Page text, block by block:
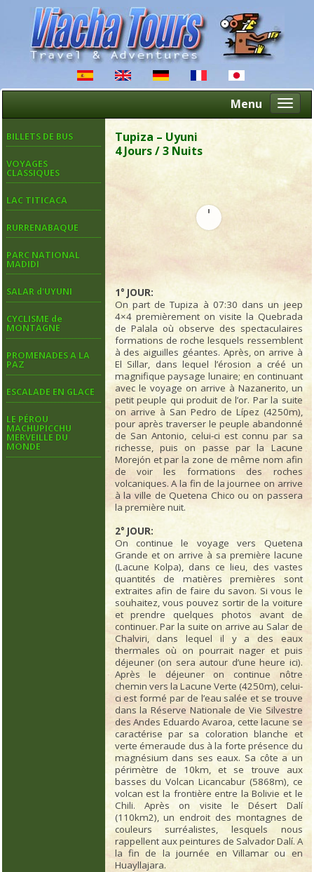
Menu
BILLETS DE BUS
VOYAGES
CLASSIQUES
LAC TITICACA
RURRENABAQUE
PARC NATIONAL
MADIDI
SALAR d'UYUNI
CYCLISME de
MONTAGNE
PROMENADES A LA
PAZ
ESCALADE EN GLACE
LE PÉROU
MACHUPICCHU
MERVEILLE DU
MONDE
Tupiza – Uyuni
4 Jours / 3 Nuits
1° JOUR:
On part de Tupiza à 07:30 dans un jeep
4×4 premièrement on visite la Quebrada
de Palala où observe des spectaculaires
formations de roche lesquels ressemblent
à des aiguilles géantes. Après, on arrive à
El Sillar, dans lequel l’érosion a créé un
magnifique paysage lunaire; en continuant
avec le voyage on arrive à Nazanerito, un
petit peuple qui produit de l’or. Par la suite
on arrive à San Pedro de Lípez (4250m),
pour après traverser le peuple abandonné
de San Antonio, celui-ci est connu par sa
richesse, puis on passe par la Lacune
Morejón et par la zone de même nom afin
de voir les formations des roches
volcaniques. A la fin de la journee on arrive
à la ville de Quetena Chico ou on passera
la première nuit.
2° JOUR:
On continue le voyage vers Quetena
Grande et on arrive à sa première lacune
(Lacune Kolpa), dans ce lieu, des vastes
quantités de matières premières sont
extraites afin de faire du savon. Si vous le
souhaitez, vous pouvez sortir de la voiture
et prendre quelques photos avant de
continuer. Par la suite on arrive au Salar de
Chalviri, dans lequel il y a des eaux
thermales où on pourrait nager et puis
déjeuner (on sera autour d’une heure ici).
Après le déjeuner on continue nôtre
chemin vers la Lacune Verte (4250m), celui-
ci est formé par de l’eau salée et se trouve
dans la Réserve Nationale de Vie Silvestre
des Andes Eduardo Avaroa, cette lacune se
caractérise par sa coloration blanche et
verte émeraude dus à la forte présence du
magnésium dans ses eaux. Sa côte a un
périmètre de 10km, et se trouve aux
basses du Volcan Licancabur (5868m), ce
volcan est la frontière entre la Bolivie et le
Chili. Après on visite le Désert Dalí
(110km2), un endroit des montagnes de
couleurs surréalistes, lesquels nous
rappellent aux peintures de Salvador Dalí. A
la fin de la journée en Villamar ou en
Huayllajara.